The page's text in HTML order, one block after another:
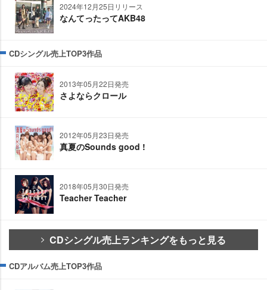
2024年12月25日リリース
なんてったってAKB48
CDシングル売上TOP3作品
2013年05月22日発売
さよならクロール
2012年05月23日発売
真夏のSounds good !
2018年05月30日発売
Teacher Teacher
CDシングル売上ランキングをもっと見る
CDアルバム売上TOP3作品